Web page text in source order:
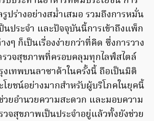
ปร่างอย่างสม่ำเสมอ รวมถึงการหมั่น
นประจำ และปัจจุบันนี้การเข้าถึงแพ็ก
ๆ ก็เป็นเรื่องง่ายกว่าที่คิด ซึ่งการวาง
วจสุขภาพที่ครอบคลุมทุกไลฟ์สไตล์
งเทพบนลาซาด้าในครั้งนี้ ถือเป็นมิติ
โยชน์อย่างมากสำหรับผู้บริโภคในยุคนี้
วยอำนวยความสะดวก และมอบความ
จสุขภาพเป็นประจำอยู่แล้วทั้งยังช่วย